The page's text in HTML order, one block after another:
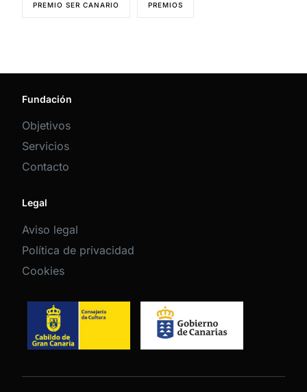
PREMIO SER CANARIO PREMIOS
Fundación
Objetivos
Servicios
Contacto
Legal
Aviso legal
Política de privacidad
Cookies